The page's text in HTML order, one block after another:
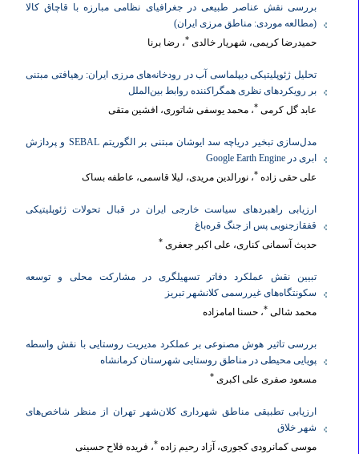
بررسی نقش عناصر طبیعی در جغرافیای نظامی مبارزه با قاچاق کالا
(مطالعه موردی: مناطق مرزی ایران)
حمیدرضا کریمی، شهریار خالدی ، رضا برنا
تحلیل ژئوپلیتیکی دیپلماسی آب در رودخانه‌های مرزی ایران: رهیافتی مبتنی
بر رویکردهای نظری همگراکننده روابط بین‌الملل
عابد گل کرمی
، محمد یوسفی شاتوری، افشین متقی
مدل‌سازی تبخیر دریاچه سد ایوشان مبتنی بر الگوریتم SEBAL و پردازش
ابری در Google Earth Engine
علی حقی زاده ، نورالدین مریدی، لیلا قاسمی، عاطفه بساک
ارزیابی راهبردهای سیاست خارجی ایران در قبال تحولات ژئوپلیتیکی
قفقازجنوبی پس از جنگ قره‌باغ
حدیث آسمانی کناری، علی اکبر جعفری
تبیین نقش عملکرد دفاتر تسهیلگری در مشارکت محلی و توسعه
سکونتگاه‌های غیررسمی کلانشهر تبریز
محمد شالی
، حسنا امامزاده
بررسی تاثیر هوش مصنوعی بر عملکرد مدیریت روستایی با نقش واسطه
پویایی محیطی در مناطق روستایی شهرستان کرمانشاه
مسعود صفری علی اکبری
ارزیابی تطبیقی مناطق شهرداری کلان‌شهر تهران از منظر شاخص‌های
شهر خلاق
موسی کمانرودی کجوری، آزاد رحیم زاده ، فریده فلاح حسینی